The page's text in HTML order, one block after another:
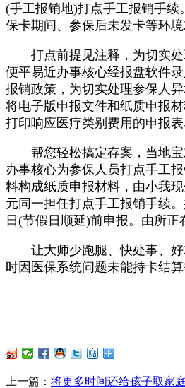
(手工报销地)打点手工报销手
保卡期间、参保后未发卡等环
打点前提见注释，为切实处
便平易近办事核心经报盘软件
报销政策，为切实处理参保人
将电子版申报文件和纸质申报
打印响应医疗类别费用的申报
帮您轻松搞定存案，当地宝
办事核心为参保人员打点手工
料构成纸质申报材料，由小我
元同一担任打点手工报销手续
日(节假日顺延)前申报。由所
让大师少跑腿、快处事、好
时因医保系统问题未能持卡结
上一篇： 将更多时间还给孩子取家庭